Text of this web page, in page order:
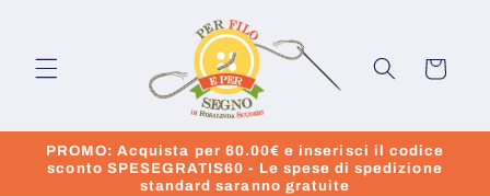
Carrello
PROMO: Acquista per 60.00€ e inserisci il codice
sconto SPESEGRATIS60 - Le spese di spedizione
standard saranno gratuite